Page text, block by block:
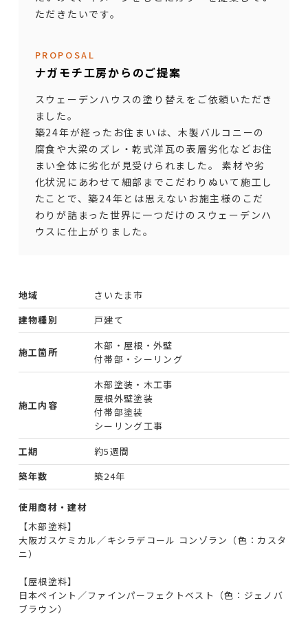
ただきたいです。
PROPOSAL
ナガモチ工房からのご提案
スウェーデンハウスの塗り替えをご依頼いただき
ました。
築24年が経ったお住まいは、木製バルコニーの
腐食や大梁のズレ・乾式洋瓦の表層劣化などお住
まい全体に劣化が見受けられました。 素材や劣
化状況にあわせて細部までこだわりぬいて施工し
たことで、築24年とは思えないお施主様のこだ
わりが詰まった世界に一つだけのスウェーデンハ
ウスに仕上がりました。
地域
さいたま市
建物種別
戸建て
施工箇所
木部・屋根・外壁
付帯部・シーリング
施工内容
木部塗装・木工事
屋根外壁塗装
付帯部塗装
シーリング工事
工期
約5週間
築年数
築24年
使用商材・建材
【木部塗料】
大阪ガスケミカル／キシラデコール コンゾラン（色：カスタ
ニ）
【屋根塗料】
日本ペイント／ファインパーフェクトベスト（色：ジェノバ
ブラウン）